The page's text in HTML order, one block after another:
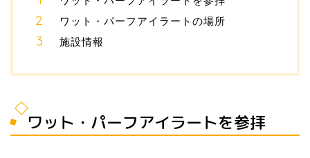
ワット・パーフアイラートの場所
施設情報
ワット・パーフアイラートを参拝